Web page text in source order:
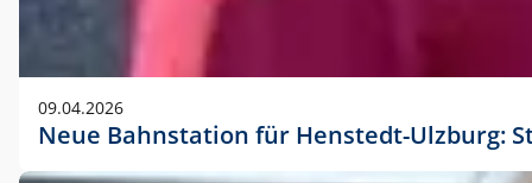
09.04.2026
Neue Bahnstation für Henstedt-Ulzburg: